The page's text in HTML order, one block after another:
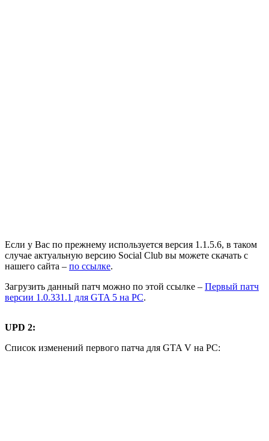
Если у Вас по прежнему используется версия 1.1.5.6, в таком
случае актуальную версию Social Club вы можете скачать с
нашего сайта – по ссылке.
Загрузить данный патч можно по этой ссылке – Первый патч
версии 1.0.331.1 для GTA 5 на PC.
UPD 2:
Список изменений первого патча для GTA V на PC: